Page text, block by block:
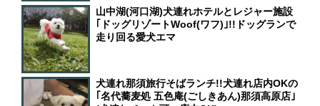
山中湖(河口湖)犬連れホテルとレジャー施設
｢ドッグリゾートWoof(ワフ)｣!!ドッグランで
走り回る愛犬エマ
犬連れ那須旅行そばランチ!!犬連れ店内OKの
｢名代蕎麦処 五色庵(ごしきあん)那須高原店｣